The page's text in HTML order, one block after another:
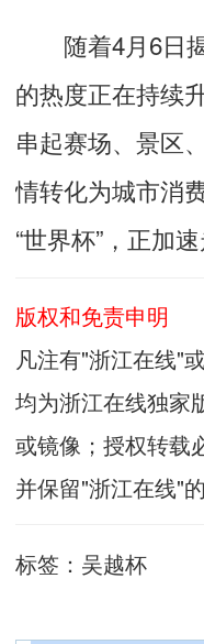
随着4月6日揭
的热度正在持续
串起赛场、景区
情转化为城市消
“世界杯”，正加速
版权和免责申明
凡注有"浙江在线"
均为浙江在线独家
或镜像；授权转载
并保留"浙江在线"的
标签： 吴越杯